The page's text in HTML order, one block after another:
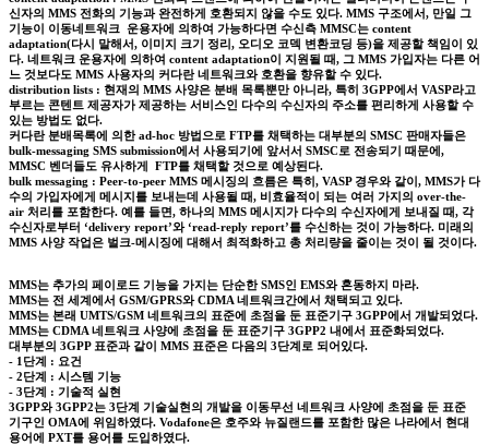
신자의 MMS 전화의 기능과 완전하게 호환되지 않을 수도 있다. MMS 구조에서, 만일 그
기능이 이동네트워크 운용자에 의하여 가능하다면 수신측 MMSC는 content
adaptation(다시 말해서, 이미지 크기 정리, 오디오 코덱 변환코딩 등)을 제공할 책임이 있
다. 네트워크 운용자에 의하여 content adaptation이 지원될 때, 그 MMS 가입자는 다른 어
느 것보다도 MMS 사용자의 커다란 네트워크와 호환을 향유할 수 있다.
distribution lists : 현재의 MMS 사양은 분배 목록뿐만 아니라, 특히 3GPP에서 VASP라고
부르는 콘텐트 제공자가 제공하는 서비스인 다수의 수신자의 주소를 편리하게 사용할 수
있는 방법도 없다.
커다란 분배목록에 의한 ad-hoc 방법으로 FTP를 채택하는 대부분의 SMSC 판매자들은
bulk-messaging SMS submission에서 사용되기에 앞서서 SMSC로 전송되기 때문에,
MMSC 벤더들도 유사하게 FTP를 채택할 것으로 예상된다.
bulk messaging : Peer-to-peer MMS 메시징의 흐름은 특히, VASP 경우와 같이, MMS가 다
수의 가입자에게 메시지를 보내는데 사용될 때, 비효율적이 되는 여러 가지의 over-the-
air 처리를 포함한다. 예를 들면, 하나의 MMS 메시지가 다수의 수신자에게 보내질 때, 각
수신자로부터 ‘delivery report’와 ‘read-reply report’를 수신하는 것이 가능하다. 미래의
MMS 사양 작업은 벌크-메시징에 대해서 최적화하고 총 처리량을 줄이는 것이 될 것이다.
MMS는 추가의 페이로드 기능을 가지는 단순한 SMS인 EMS와 혼동하지 마라.
MMS는 전 세계에서 GSM/GPRS와 CDMA 네트워크간에서 채택되고 있다.
MMS는 본래 UMTS/GSM 네트워크의 표준에 초점을 둔 표준기구 3GPP에서 개발되었다.
MMS는 CDMA 네트워크 사양에 초점을 둔 표준기구 3GPP2 내에서 표준화되었다.
대부분의 3GPP 표준과 같이 MMS 표준은 다음의 3단계로 되어있다.
- 1단계 : 요건
- 2단계 : 시스템 기능
- 3단계 : 기술적 실현
3GPP와 3GPP2는 3단계 기술실현의 개발을 이동무선 네트워크 사양에 초점을 둔 표준
기구인 OMA에 위임하였다. Vodafone은 호주와 뉴질랜드를 포함한 많은 나라에서 현대
용어에 PXT를 용어를 도입하였다.